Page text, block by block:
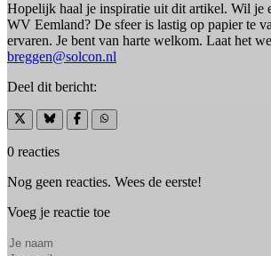
Hopelijk haal je inspiratie uit dit artikel. Wil je
WV Eemland? De sfeer is lastig op papier te
ervaren. Je bent van harte welkom. Laat het
breggen@solcon.nl
Deel dit bericht:
0 reacties
Nog geen reacties. Wees de eerste!
Voeg je reactie toe